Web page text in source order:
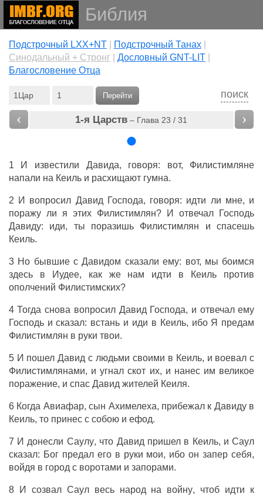
Библия
Подстрочный LXX+NT| Подстрочный Танах|
Cинодальный + Стронг| Дословный GNT-LIT|
Благословение Отца
поиск
Перейти
‹ 1-я Царств – Глава 23 / 31 ›
1 И известили Давида, говоря: вот, Филистимляне
напали на Кеильи расхищают гумна.
2 И вопросил Давид Господа, говоря: идти ли мне, и
поражули я этих Филистимлян? Иотвечал
Господь
Давиду: иди, ты поразишь Филистимлян испасешь
Кеиль.
3 Но бывшиесДавидом сказали ему: вот, мы боимся
здесь в
Иудее, как же нам идти в Кеиль против
ополчений Филистимских?
4 Тогдаснова вопросил Давид Господа, и отвечалему
Господьисказал: встань и иди в Кеиль, ибо Я предам
Филистимлян в руки твои.
5 И пошел Давид с людьми своими в Кеиль, и воевал с
Филистимлянами, иугнал скот их, и нанесим великое
поражение, и спас Давид жителей Кеиля.
6 Когда Авиафар,сын Ахимелеха, прибежалк Давидув
Кеиль, то принесс собою и ефод.
7 И донесли Саулу, что Давид пришелв Кеиль, иСаул
сказал: Бог предалего в руки мои, ибо онзапер себя,
войдя в город с воротами и запорами.
8 И созвал Саулвесь народ на войну, чтоб идти к